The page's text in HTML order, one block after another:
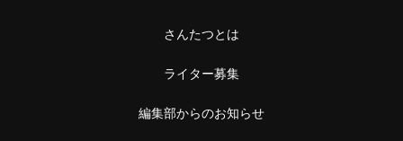
さんたつとは
ライター募集
編集部からのお知らせ